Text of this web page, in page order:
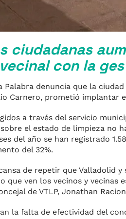
ciudadanas
con la
Palabra denuncia que la
Carnero, prometió implantar
a través del servicio
el estado de limpieza no
del año se han registrado
del 32%.
de repetir que Valladolid
que ven los vecinos y vecinas
de VTLP, Jonathan
la falta de efectividad del